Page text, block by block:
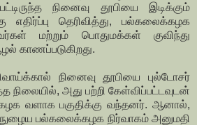
நினைவு தூபியை இடிக்கும்
எதிர்ப்பு தெரிவித்து, பல்கலைக்கழக
மற்றும் பொதுமக்கள் குவிந்து
காணப்படுகிறது.
நினைவு தூபியை புல்டோசர்
நிலையில், அது பற்றி கேள்விப்பட்டவுடன்
வளாக பகுதிக்கு வந்தனர். ஆனால்,
பல்கலைக்கழக நிர்வாகம் அனுமதி